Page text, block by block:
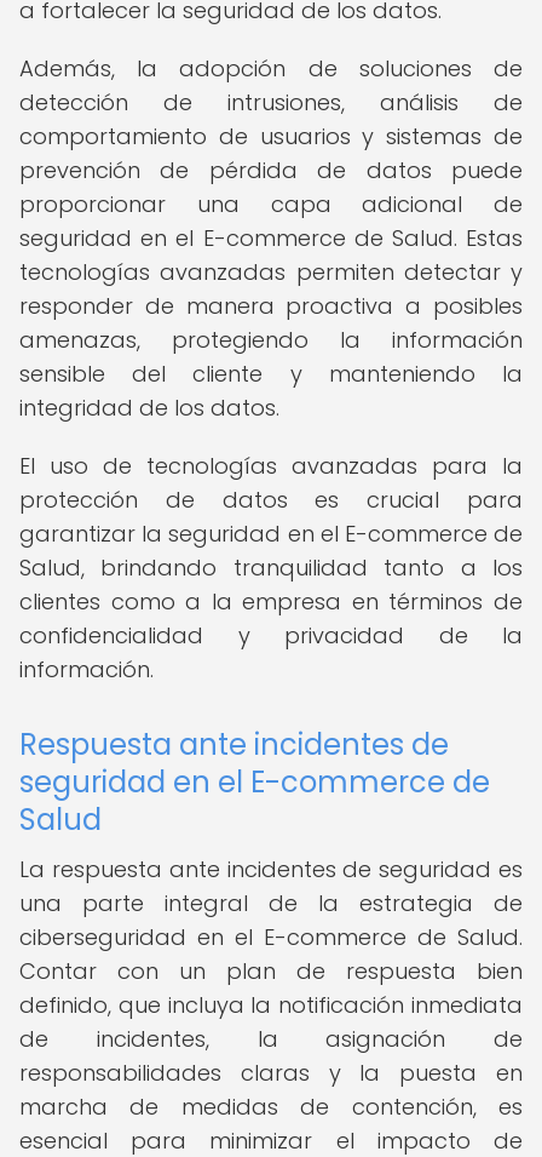
a fortalecer la seguridad de los datos.
Además, la adopción de soluciones de
detección de intrusiones, análisis de
comportamiento de usuarios y sistemas de
prevención de pérdida de datos puede
proporcionar una capa adicional de
seguridad en el E-commerce de Salud. Estas
tecnologías avanzadas permiten detectar y
responder de manera proactiva a posibles
amenazas, protegiendo la información
sensible del cliente y manteniendo la
integridad de los datos.
El uso de tecnologías avanzadas para la
protección de datos es crucial para
garantizar la seguridad en el E-commerce de
Salud, brindando tranquilidad tanto a los
clientes como a la empresa en términos de
confidencialidad y privacidad de la
información.
Respuesta ante incidentes de
seguridad en el E-commerce de
Salud
La respuesta ante incidentes de seguridad es
una parte integral de la estrategia de
ciberseguridad en el E-commerce de Salud.
Contar con un plan de respuesta bien
definido, que incluya la notificación inmediata
de incidentes, la asignación de
responsabilidades claras y la puesta en
marcha de medidas de contención, es
esencial para minimizar el impacto de